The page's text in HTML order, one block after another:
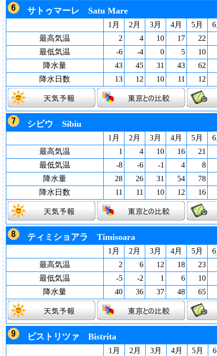
サトゥマーレ Satu Mare
1月 2月 3月 4月 5月
最高気温
2 4 10 17
22
最低気温
-6 -4 0 5
10
降水量
43 45 31 43
62
降水日数
13 12 10 11 12
シビウ Sibiu
1月 2月 3月 4月 5月
最高気温
1 4 10 16
21
最低気温
-8 -6 -1 4
8
降水量
28 26 31 54
78
降水日数
11 11 10 12 16
ティミショアラ Timisoara
1月 2月 3月 4月 5月
最高気温
2 6 12 18
23
最低気温
-5 -2 1 6
10
降水量
40 36 37 48 65
ビストリツァ Bistrita
1月 2月 3月 4月 5月